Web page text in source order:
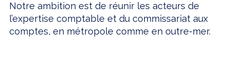
Notre ambition est de réunir les acteurs de
l’expertise comptable et du commissariat aux
comptes, en métropole comme en outre-mer.